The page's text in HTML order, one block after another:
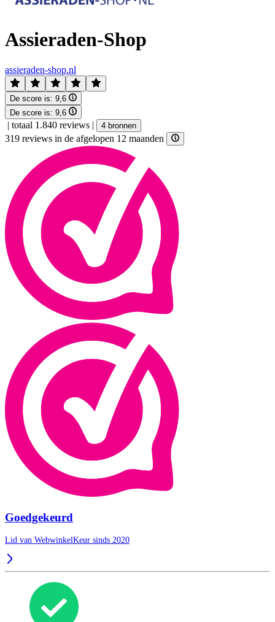
Assieraden-Shop
assieraden-shop.nl
De score is: 9,6
De score is: 9,6
| totaal 1.840 reviews | 4 bronnen
319 reviews in de afgelopen 12 maanden
Goedgekeurd
Lid van WebwinkelKeur sinds 2020